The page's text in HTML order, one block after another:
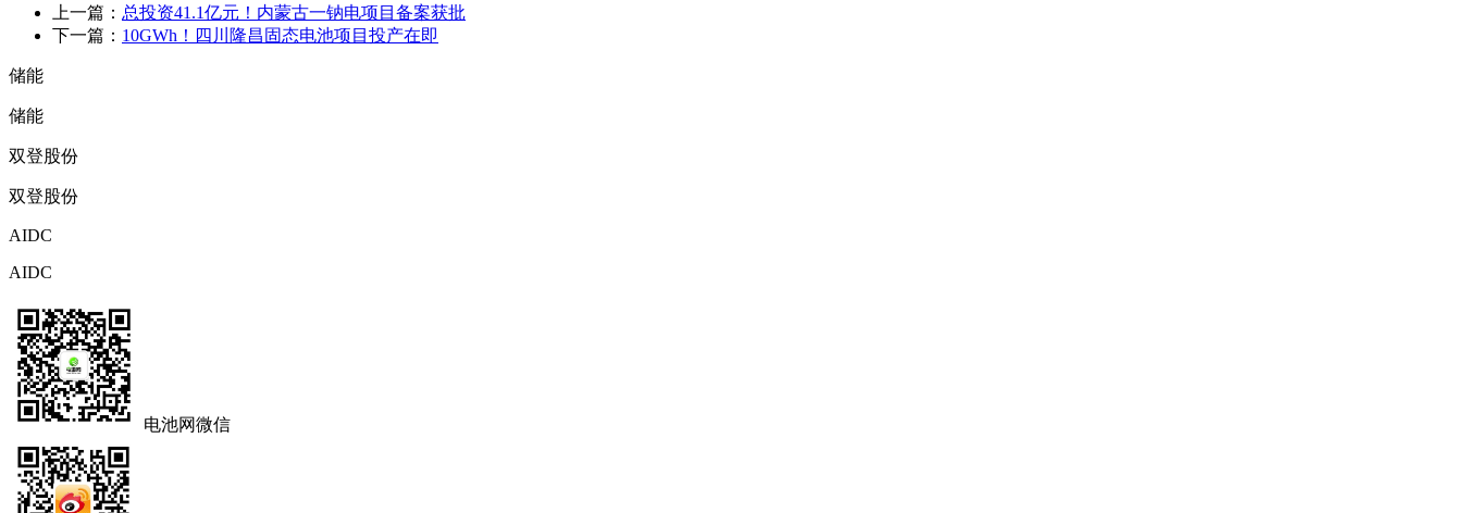
上一篇： 总投资41.1亿元！内蒙古一钠电项目备案获批
下一篇： 10GWh！四川隆昌固态电池项目投产在即
储能
储能
双登股份
双登股份
AIDC
AIDC
电池网微信